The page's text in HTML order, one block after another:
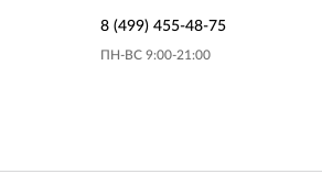
8 (499) 455-48-75
ПН-ВС 9:00-21:00